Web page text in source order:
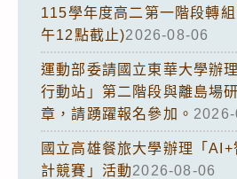
115學年度高二第一階段轉
午12點截止)2026-08-06
運動部委請國立東華大學辦
行動站」第二階段與離島場
章，請踴躍報名參加。
國立高雄餐旅大學辦理「
計競賽」活動2026-08-06